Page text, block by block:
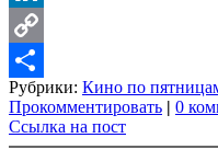
LinkedIn
Copy
Link
Share
Рубрики: Кино по
Прокомментировать | 0
Ссылка на пост